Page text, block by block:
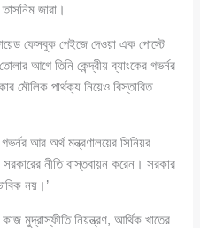
জারা।
ফেসবুক পেইজে দেওয়া এক পোস্টে
আগে তিনি কেন্দ্রীয় ব্যাংকের গভর্নর
মৌলিক পার্থক্য নিয়েও বিস্তারিত
আর অর্থ মন্ত্রণালয়ের সিনিয়র
নীতি বাস্তবায়ন করেন। সরকার
নয়।’
মুদ্রাস্ফীতি নিয়ন্ত্রণ, আর্থিক খাতের